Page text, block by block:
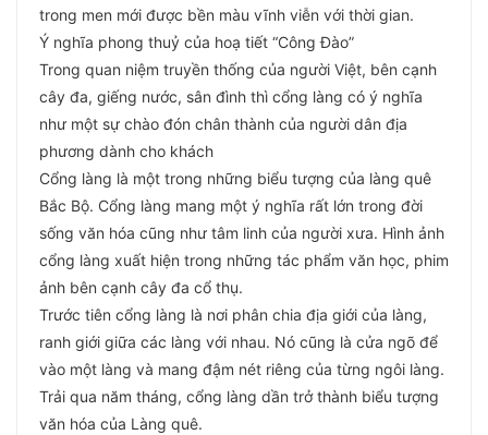
trong men mới được bền màu vĩnh viễn với thời gian.
Ý nghĩa phong thuỷ của hoạ tiết “Công Đào”
Trong quan niệm truyền thống của người Việt, bên cạnh
cây đa, giếng nước, sân đình thì cổng làng có ý nghĩa
như một sự chào đón chân thành của người dân địa
phương dành cho khách
Cổng làng là một trong những biểu tượng của làng quê
Bắc Bộ. Cổng làng mang một ý nghĩa rất lớn trong đời
sống văn hóa cũng như tâm linh của người xưa. Hình ảnh
cổng làng xuất hiện trong những tác phẩm văn học, phim
ảnh bên cạnh cây đa cổ thụ.
Trước tiên cổng làng là nơi phân chia địa giới của làng,
ranh giới giữa các làng với nhau. Nó cũng là cửa ngõ để
vào một làng và mang đậm nét riêng của từng ngôi làng.
Trải qua năm tháng, cổng làng dần trở thành biểu tượng
văn hóa của Làng quê.